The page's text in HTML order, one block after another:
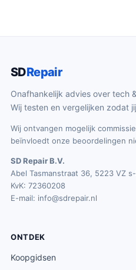
SDRepair
Onafhankelijk advies over tech
Wij testen en vergelijken zodat
Wij ontvangen mogelijk
beïnvloedt onze beoordelingen
SD Repair B.V.
Abel Tasmanstraat 36, 5223 VZ
KvK: 72360208
E-mail: info@sdrepair.nl
ONTDEK
Koopgidsen